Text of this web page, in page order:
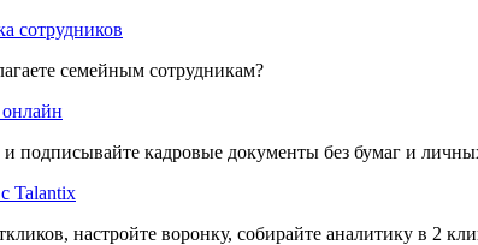
сотрудников
семейным сотрудникам?
и подписывайте кадровые документы без бумаг и
Talantix
настройте воронку, собирайте аналитику в 2